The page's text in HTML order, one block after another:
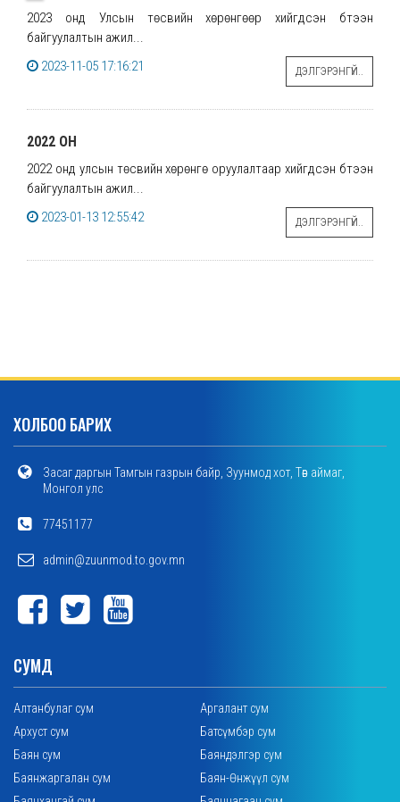
2023 онд Улсын төсвийн хөрөнгөөр хийгдсэн бүтээн
байгуулалтын ажил...
2023-11-05 17:16:21
ДЭЛГЭРЭНГҮЙ..
2022 ОН
2022 онд улсын төсвийн хөрөнгө оруулалтаар хийгдсэн бүтээн
байгуулалтын ажил...
2023-01-13 12:55:42
ДЭЛГЭРЭНГҮЙ..
ХОЛБОО БАРИХ
Засаг даргын Тамгын газрын байр, Зуунмод хот, Төв аймаг,
Монгол улс
77451177
admin@zuunmod.to.gov.mn
СУМД
Алтанбулаг сум
Аргалант сум
Архуст сум
Батсүмбэр сум
Баян сум
Баяндэлгэр сум
Баянжаргалан сум
Баян-Өнжүүл сум